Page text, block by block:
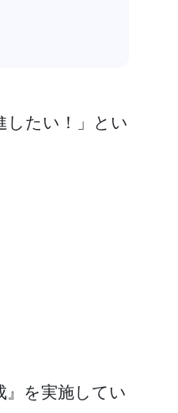
したい！」とい
』を実施してい